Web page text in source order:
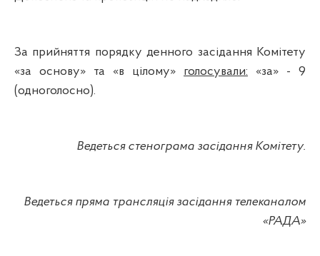
За прийняття порядку денного засідання Комітету
«за основу» та «в цілому» голосували: «за» - 9
(одноголосно).
Ведеться стенограма засідання Комітету.
Ведеться пряма трансляція засідання телеканалом
«РАДА»